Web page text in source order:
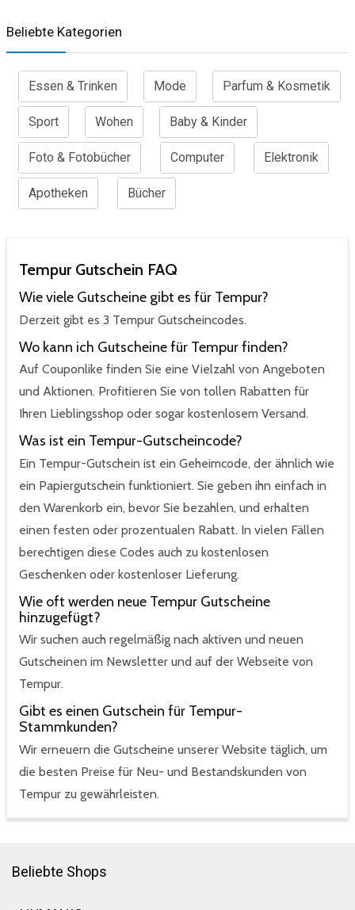
Beliebte Kategorien
Essen & Trinken Mode Parfum & Kosmetik
Sport Wohen Baby & Kinder
Foto & Fotobücher Computer Elektronik
Apotheken Bücher
Tempur Gutschein FAQ
Wie viele Gutscheine gibt es für Tempur?
Derzeit gibt es 3 Tempur Gutscheincodes.
Wo kann ich Gutscheine für Tempur finden?
Auf Couponlike finden Sie eine Vielzahl von Angeboten
und Aktionen. Profitieren Sie von tollen Rabatten für
Ihren Lieblingsshop oder sogar kostenlosem Versand.
Was ist ein Tempur-Gutscheincode?
Ein Tempur-Gutschein ist ein Geheimcode, der ähnlich wie
ein Papiergutschein funktioniert. Sie geben ihn einfach in
den Warenkorb ein, bevor Sie bezahlen, und erhalten
einen festen oder prozentualen Rabatt. In vielen Fällen
berechtigen diese Codes auch zu kostenlosen
Geschenken oder kostenloser Lieferung.
Wie oft werden neue Tempur Gutscheine
hinzugefügt?
Wir suchen auch regelmäßig nach aktiven und neuen
Gutscheinen im Newsletter und auf der Webseite von
Tempur.
Gibt es einen Gutschein für Tempur-
Stammkunden?
Wir erneuern die Gutscheine unserer Website täglich, um
die besten Preise für Neu- und Bestandskunden von
Tempur zu gewährleisten.
Beliebte Shops